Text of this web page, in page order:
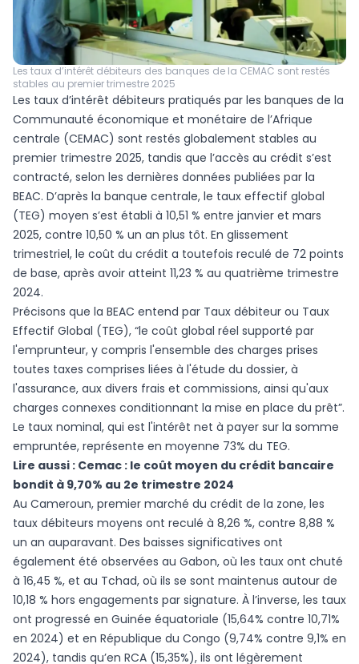
Les taux d’intérêt débiteurs des banques de la CEMAC sont restés
stables au premier trimestre 2025
Les taux d’intérêt débiteurs pratiqués par les banques de la
Communauté économique et monétaire de l’Afrique
centrale (CEMAC) sont restés globalement stables au
premier trimestre 2025, tandis que l’accès au crédit s’est
contracté, selon les dernières données publiées par la
BEAC. D’après la banque centrale, le taux effectif global
(TEG) moyen s’est établi à 10,51 % entre janvier et mars
2025, contre 10,50 % un an plus tôt. En glissement
trimestriel, le coût du crédit a toutefois reculé de 72 points
de base, après avoir atteint 11,23 % au quatrième trimestre
2024.
Précisons que la BEAC entend par Taux débiteur ou Taux
Effectif Global (TEG), “le coût global réel supporté par
l'emprunteur, y compris l'ensemble des charges prises
toutes taxes comprises liées à l'étude du dossier, à
l'assurance, aux divers frais et commissions, ainsi qu'aux
charges connexes conditionnant la mise en place du prêt”.
Le taux nominal, qui est l'intérêt net à payer sur la somme
empruntée, représente en moyenne 73% du TEG.
Lire aussi : Cemac : le coût moyen du crédit bancaire
bondit à 9,70% au 2e trimestre 2024
Au Cameroun, premier marché du crédit de la zone, les
taux débiteurs moyens ont reculé à 8,26 %, contre 8,88 %
un an auparavant. Des baisses significatives ont
également été observées au Gabon, où les taux ont chuté
à 16,45 %, et au Tchad, où ils se sont maintenus autour de
10,18 % hors engagements par signature. À l’inverse, les taux
ont progressé en Guinée équatoriale (15,64% contre 10,71%
en 2024) et en République du Congo (9,74% contre 9,1% en
2024), tandis qu’en RCA (15,35%), ils ont légèrement